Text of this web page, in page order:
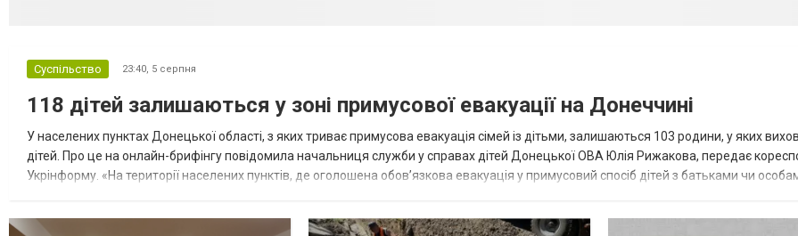
Суспільство 23:40, 5 серпня
118 дітей залишаються у зоні примусової евакуації на Донеччині
У населених пунктах Донецької області, з яких триває примусова евакуація сімей із дітьми, залишаються 103 родини, у яких
дітей. Про це на онлайн-брифінгу повідомила начальниця служби у справах дітей Донецької ОВА Юлія Рижакова, передає
Укрінформу. «На території населених пунктів, де оголошена обов’язкова евакуація у примусовий спосіб дітей з батьками чи